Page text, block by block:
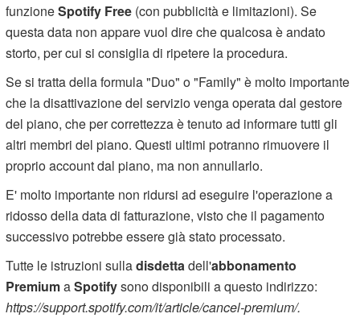
funzioneSpotify Free (con pubblicità e limitazioni). Se
questa data non appare vuol dire che qualcosa è andato
storto, per cui si consiglia di ripetere la procedura.
Se si tratta della formula "Duo" o "Family" è molto importante
che la disattivazione del servizio venga operata dal gestore
del piano, che per correttezza è tenuto ad informare tutti gli
altri membri del piano. Questi ultimi potranno rimuovere il
proprio account dal piano, ma non annullarlo.
E' molto importante non ridursi ad eseguire l'operazione a
ridosso della data di fatturazione, visto che il pagamento
successivo potrebbe essere già stato processato.
Tutte le istruzioni sulladisdettadell'abbonamento
PremiumaSpotifysono disponibili a questo indirizzo:
https://support.spotify.com/it/article/cancel-premium/.